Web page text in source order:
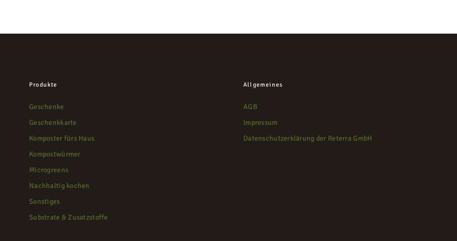
Produkte
Geschenke
Geschenkkarte
Komposter fürs Haus
Kompostwürmer
Microgreens
Nachhaltig kochen
Sonstiges
Substrate & Zusatzstoffe
Allgemeines
AGB
Impressum
Datenschutzerklärung der Reterra GmbH